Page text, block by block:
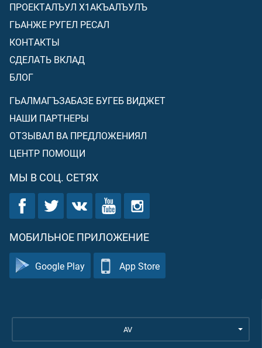
ПРОЕКТАЛЪУЛ Х1АКЪАЛЪУЛЪ
ГЬАНЖЕ РУГЕЛ РЕСАЛ
КОНТАКТЫ
СДЕЛАТЬ ВКЛАД
БЛОГ
ГЬАЛМАГЪЗАБАЗЕ БУГЕБ ВИДЖЕТ
НАШИ ПАРТНЕРЫ
ОТЗЫВАЛ ВА ПРЕДЛОЖЕНИЯЛ
ЦЕНТР ПОМОЩИ
МЫ В СОЦ. СЕТЯХ
МОБИЛЬНОЕ ПРИЛОЖЕНИЕ
Google Play App Store
AV